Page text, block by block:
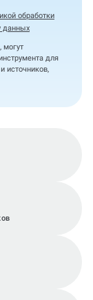
обработки
данных
могут
для
источников,